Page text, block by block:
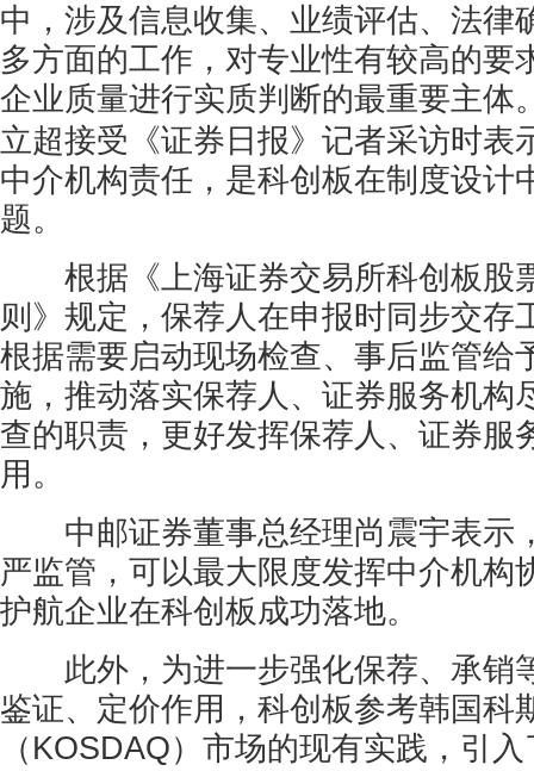
中，涉及信息收集、业绩评估、法律
多方面的工作，对专业性有较高的要
企业质量进行实质判断的最重要主体
立超接受《证券日报》记者采访时表
中介机构责任，是科创板在制度设计
题。
根据《上海证券交易所科创板股
则》规定，保荐人在申报时同步交存
根据需要启动现场检查、事后监管给
施，推动落实保荐人、证券服务机构
查的职责，更好发挥保荐人、证券服
用。
中邮证券董事总经理尚震宇表示
严监管，可以最大限度发挥中介机构
护航企业在科创板成功落地。
此外，为进一步强化保荐、承销
鉴证、定价作用，科创板参考韩国科
（KOSDAQ）市场的现有实践，引入